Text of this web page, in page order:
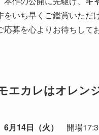
をいち早くご鑑賞いただ
応募を心よりお待ちして
エカレはオレン
6月14日（火） 開場